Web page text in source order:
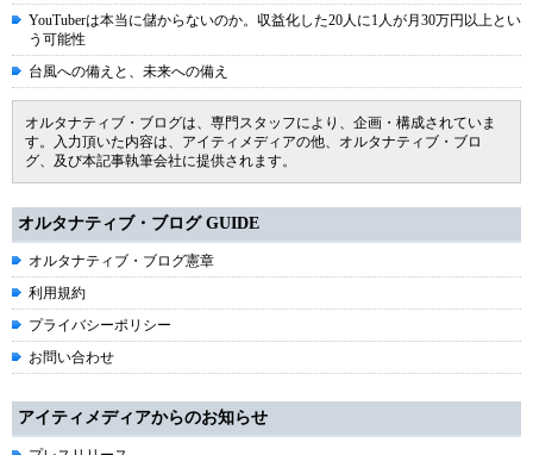
YouTuberは本当に儲からないのか。収益化した20人に1人が月30万円以上とい
う可能性
台風への備えと、未来への備え
オルタナティブ・ブログは、専門スタッフにより、企画・構成されていま
す。入力頂いた内容は、アイティメディアの他、オルタナティブ・ブロ
グ、及び本記事執筆会社に提供されます。
オルタナティブ・ブログ GUIDE
オルタナティブ・ブログ憲章
利用規約
プライバシーポリシー
お問い合わせ
アイティメディアからのお知らせ